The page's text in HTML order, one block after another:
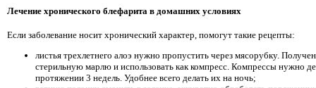
Лечение хронического блефарита в домашних условиях
Если заболевание носит хронический характер, помогут такие рецепты:
листья трехлетнего алоэ нужно пропустить через мясорубку.
стерильную марлю и использовать как компресс. Компрессы нужно
протяжении 3 недель. Удобнее всего делать их на ночь;